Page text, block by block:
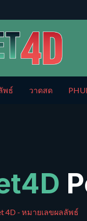
พธ์ วาดสด
4D - หมายเลขผลลัพธ์